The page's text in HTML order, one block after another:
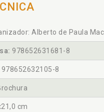
Alberto de Paula
978652631681-8
978652632105-8
cm